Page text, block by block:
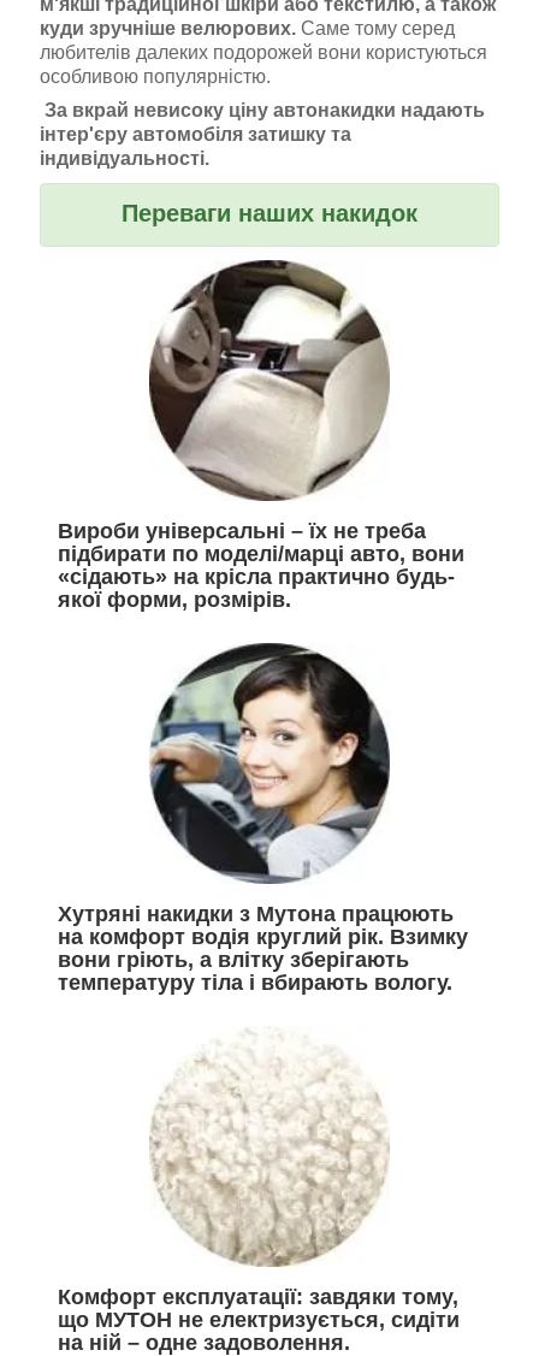
куди зручніше велюрових. Саме тому серед
любителів далеких подорожей вони користуються
особливою популярністю.
За вкрай невисоку ціну автонакидки надають
інтер'єру автомобіля затишку та
індивідуальності.
Переваги наших накидок
Вироби універсальні – їх не треба
підбирати по моделі/марці авто, вони
«сідають» на крісла практично будь-
якої форми, розмірів.
Хутряні накидки з Мутона працюють
на комфорт водія круглий рік. Взимку
вони гріють, а влітку зберігають
температуру тіла і вбирають вологу.
Комфорт експлуатації: завдяки тому,
що МУТОН не електризується, сидіти
на ній – одне задоволення.